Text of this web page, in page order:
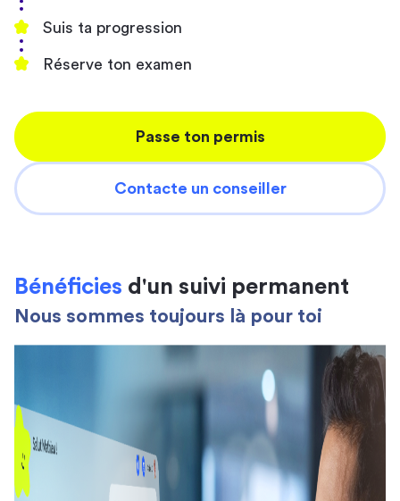
Suis ta progression
Réserve ton examen
Passe ton permis
Contacte un conseiller
Bénéficies d'un suivi permanent
Nous sommes toujours là pour toi